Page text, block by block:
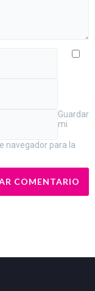
Guardar
mi
navegador para la